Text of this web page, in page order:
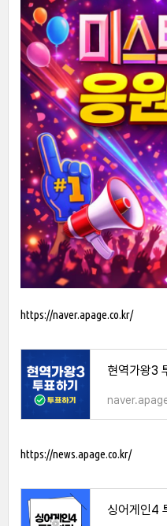
https://naver.apage.co.kr/
현역가왕3
https://news.apage.co.kr/
싱어게인4